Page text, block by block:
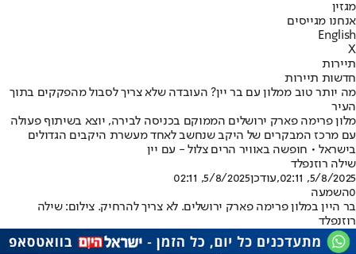
מגזין
אנחנו מגייסים
English
X
תיירות
חדשות תיירות
מה יותר טוב ממלון עם בר יין? העובדה שלא צריך לסבול מהפקקים בתוך
העיר
מלון פרימה פארק ירושלים הממוקם בכניסה לבירה, יוצא בשיתוף פעולה
עם מרכז המבקרים של היקב שנחשב לאחד מעשרת היקבים הגדולים
בישראל • חופשה באוויר הרים צלול - עם יין
שילה רוזנפלד
5/8/2025, 02:11
,עודכן5/8/2025, 02:11
0השמעה
בר היין במלון פרימה פארק ירושלים. לא צריך להרחיק. צילום: שילה
רוזנפלד